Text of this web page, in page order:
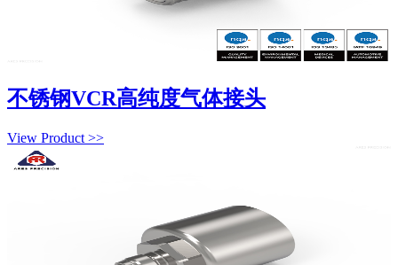
不锈钢VCR高纯度气体接头
View Product >>